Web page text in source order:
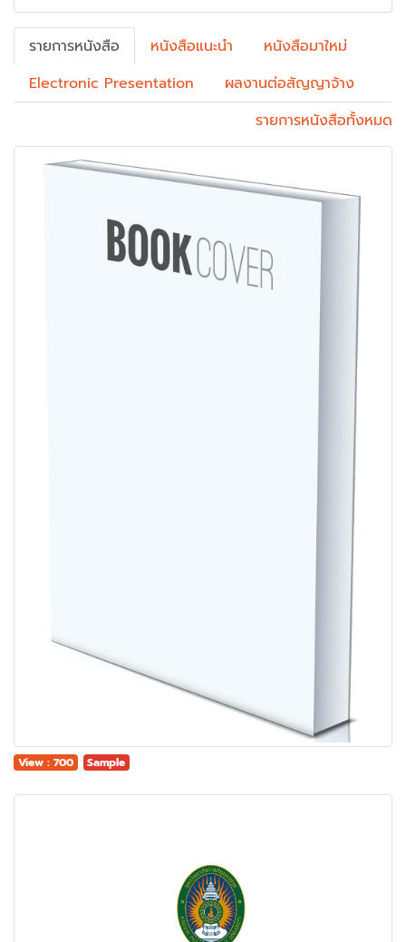
รายการหนังสือ หนังสือแนะนำ
หนังสือมาใหม่
Electronic Presentation
ผลงานต่อสัญญาจ้าง
รายการหนังสือทั้งหมด
View : 700 Sample